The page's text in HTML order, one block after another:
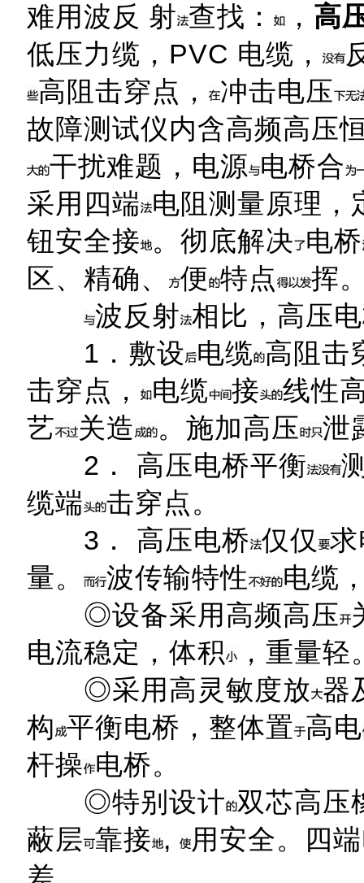
难用波反 射 查找： ， 高
低压力缆，PVC 电缆，
高阻击穿点，
冲击电压
故障测试仪内含高频高压
干扰难题，电源 电桥合
采用四端 电阻测量原理，
钮安全接 。彻底解决 电桥
区、精确、
便 特点
挥
波反射 相比，高压
1．敷设 电缆 高阻击
击穿点，
电缆 接
线性
艺
关造 。施加高压
泄
2． 高压电桥平衡
缆端
击穿点。
3． 高压电桥 仅仅 求
量。
波传输特性
电缆
◎设备采用高频高压
电流稳定，体积 ，重量轻
◎采用高灵敏度放 器
构 平衡电桥，整体置 高电
杆操 电桥。
◎特别设计 双芯高压
蔽层 靠接 ,
用安全。四
差。